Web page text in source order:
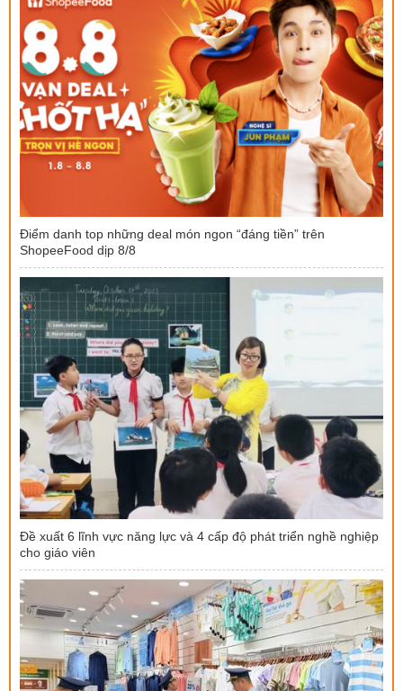
Điểm danh top những deal món ngon “đáng tiền” trên
ShopeeFood dịp 8/8
Đề xuất 6 lĩnh vực năng lực và 4 cấp độ phát triển nghề nghiệp
cho giáo viên